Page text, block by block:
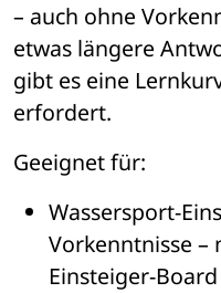
– auch ohne
etwas längere
gibt es eine
erfordert.
Geeignet für:
Wassersport-
Vorkenntnisse –
Einsteiger-Board